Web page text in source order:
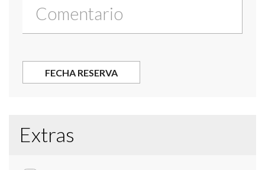
Extras